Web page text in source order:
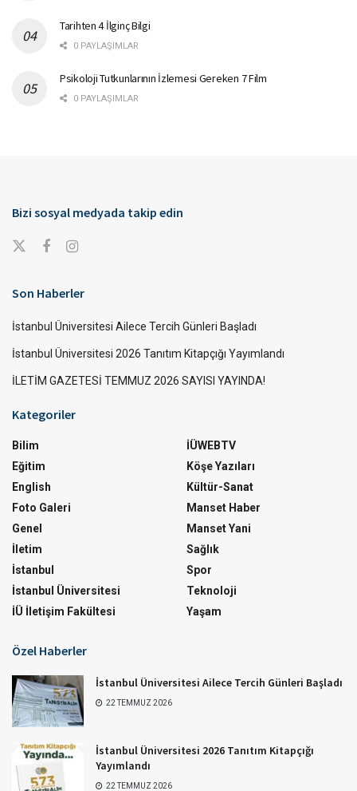
Tarihten 4 İlginç Bilgi
0 PAYLAŞIMLAR
Psikoloji Tutkunlarının İzlemesi Gereken 7 Film
0 PAYLAŞIMLAR
Bizi sosyal medyada takip edin
Son Haberler
İstanbul Üniversitesi Ailece Tercih Günleri Başladı
İstanbul Üniversitesi 2026 Tanıtım Kitapçığı Yayımlandı
İLETİM GAZETESİ TEMMUZ 2026 SAYISI YAYINDA!
Kategoriler
Bilim
Eğitim
English
Foto Galeri
Genel
İletim
İstanbul
İstanbul Üniversitesi
İÜ İletişim Fakültesi
İÜWEBTV
Köşe Yazıları
Kültür-Sanat
Manset Haber
Manset Yani
Sağlık
Spor
Teknoloji
Yaşam
Özel Haberler
İstanbul Üniversitesi Ailece Tercih Günleri Başladı
22 TEMMUZ 2026
İstanbul Üniversitesi 2026 Tanıtım Kitapçığı
Yayımlandı
22 TEMMUZ 2026